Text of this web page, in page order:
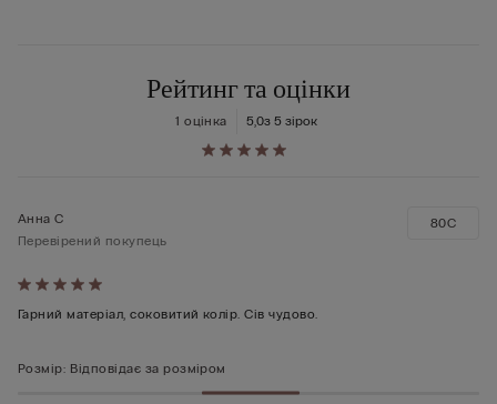
Рейтинг та оцінки
5,0з 5 зірок
1 оцінка
Оцінено
5
5
Анна С
Перевірений покупець
Гарний матеріал, соковитий колір. Сів чудово.
80C
Розмір: Відповідає за розміром